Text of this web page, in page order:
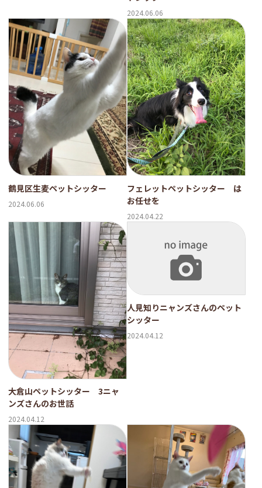
2024.06.06
鶴見区生麦ペットシッター
2024.06.06
フェレットペットシッター は
お任せを
2024.04.22
大倉山ペットシッター 3ニャ
ンズさんのお世話
2024.04.12
人見知りニャンズさんのペット
シッター
2024.04.12